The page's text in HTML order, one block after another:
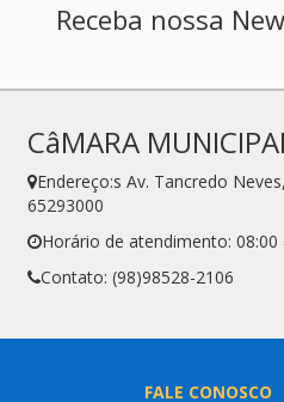
Receba nossa
CâMARA
Endereço:s Av. Tancredo
65293000
Horário de atendimento: 08:00
Contato: (98)98528-2106
FALE CONOSCO